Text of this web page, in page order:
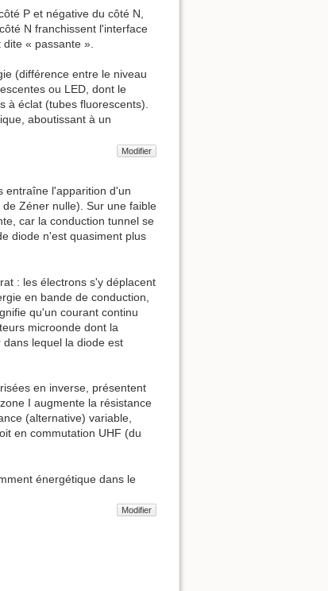
P et négative du côté N,
N franchissent l'interface
« passante ».
(différence entre le niveau
ou LED, dont le
à éclat (tubes fluorescents).
aboutissant à un
Modifier
entraîne l'apparition d'un
Zéner nulle). Sur une faible
car la conduction tunnel se
diode n'est quasiment plus
: les électrons s'y déplacent
en bande de conduction,
qu'un courant continu
microonde dont la
lequel la diode est
en inverse, présentent
I augmente la résistance
(alternative) variable,
en commutation UHF (du
énergétique dans le
Modifier